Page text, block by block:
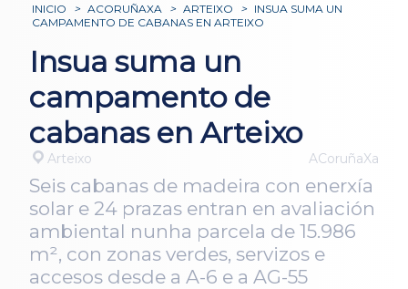
INICIO > ACORUÑAXA > ARTEIXO > INSUA SUMA UN
CAMPAMENTO DE CABANAS EN ARTEIXO
Insua suma un
campamento de
cabanas en Arteixo
Arteixo ACoruñaXa
Seis cabanas de madeira con enerxía
solar e 24 prazas entran en avaliación
ambiental nunha parcela de 15.986
m², con zonas verdes, servizos e
accesos desde a A-6 e a AG-55